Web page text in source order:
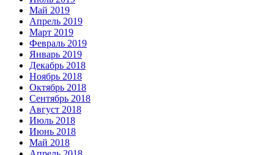
Май 2019
Апрель 2019
Март 2019
Февраль 2019
Январь 2019
Декабрь 2018
Ноябрь 2018
Октябрь 2018
Сентябрь 2018
Август 2018
Июль 2018
Июнь 2018
Май 2018